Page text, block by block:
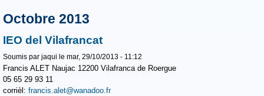
Octobre 2013
IEO del Vilafrancat
Soumis par jaqui le mar, 29/10/2013 - 11:12
Francis ALET Naujac 12200 Vilafranca de Roergue
05 65 29 93 11
corrièl: francis.alet@wanadoo.fr